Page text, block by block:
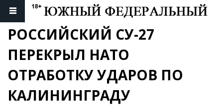
РОССИЙСКИЙ СУ-27
ПЕРЕКРЫЛ НАТО
ОТРАБОТКУ УДАРОВ ПО
КАЛИНИНГРАДУ